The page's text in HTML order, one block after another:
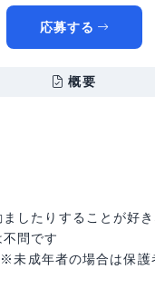
応募する
概要
したりすることが好
問です
未成年者の場合は保護